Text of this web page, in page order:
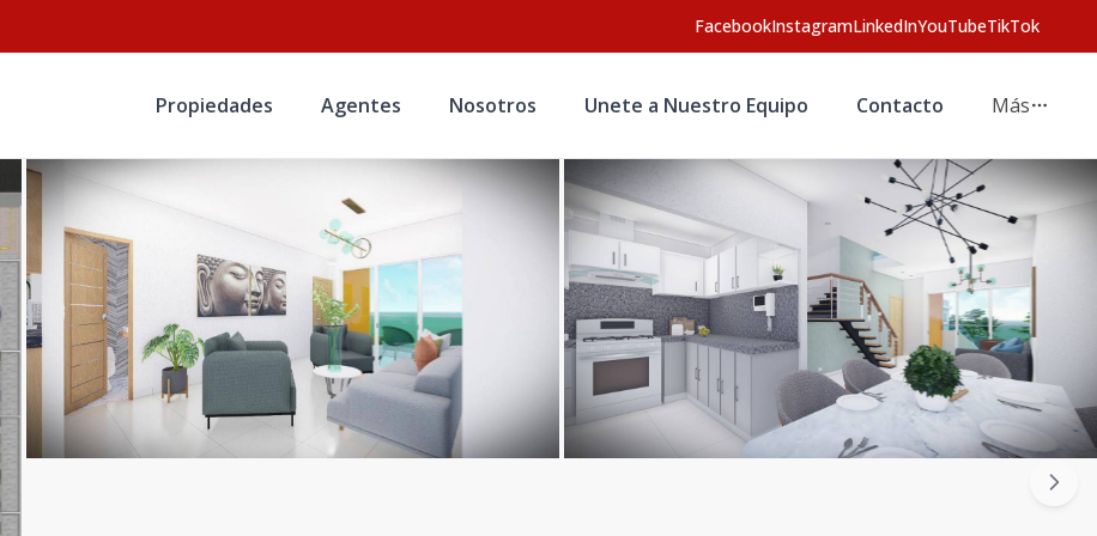
FacebookInstagramLinkedInYouTubeTikTok
Propiedades Agentes Nosotros Unete a Nuestro Equipo Contacto Más